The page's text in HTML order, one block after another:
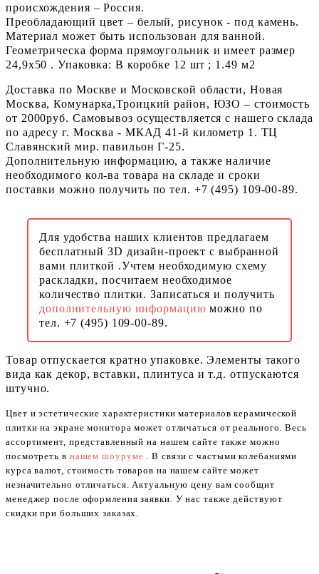
происхождения – Россия.
Преобладающий цвет – белый, рисунок - под камень.
Материал может быть использован для ванной.
Геометрическа форма прямоугольник и имеет размер
24,9x50 . Упаковка: В коробке 12 шт ; 1.49 м2
Доставка по Москве и Московской области, Новая
Москва, Комунарка,Троицкий район, ЮЗО – стоимость
от 2000руб. Самовывоз осуществляется с нашего склада
по адресу г. Москва - МКАД 41-й километр 1. ТЦ
Славянский мир. павильон Г-25.
Дополнительную информацию, а также наличие
необходимого кол-ва товара на складе и сроки
поставки можно получить по тел. +7 (495) 109-00-89.
Для удобства наших клиентов предлагаем
бесплатный 3D дизайн-проект с выбранной
вами плиткой .Учтем необходимую схему
раскладки, посчитаем необходимое
количество плитки. Записаться и получить
дополнительную информациюможно по
тел. +7 (495) 109-00-89.
Товар отпускается кратно упаковке. Элементы такого
вида как декор, вставки, плинтуса и т.д. отпускаются
штучно.
Цвет и эстетические характеристики материалов керамической
плитки на экране монитора может отличаться от реального. Весь
ассортимент, представленный на нашем сайте также можно
посмотреть в нашем шоуруме . В связи с частыми колебаниями
курса валют, стоимость товаров на нашем сайте может
незначительно отличаться. Актуальную цену вам сообщит
менеджер после оформления заявки. У нас также действуют
скидки при больших заказах.